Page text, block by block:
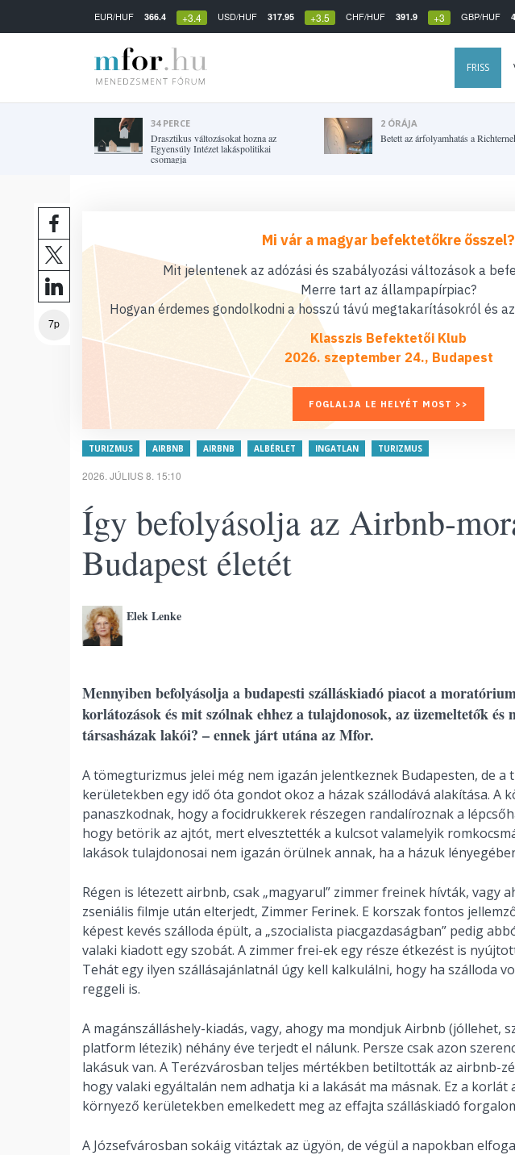
EUR/HUF 366.4 +3.4 USD/HUF 317.95 +3.5 CHF/HUF 391.9 +3 GBP/HUF
FRISS
34 PERCE
Drasztikus változásokat hozna az
Egyensúly Intézet lakáspolitikai
csomagja
2 ÓRÁJA
Betett az árfolyamhatás a
7p
Mi vár a magyar befektetőkre ősszel?
Mit jelentenek az adózási és szabályozási változások a
Merre tart az állampapírpiac?
Hogyan érdemes gondolkodni a hosszú távú megtakarításokról és
Klasszis Befektetői Klub
2026. szeptember 24., Budapest
FOGLALJA LE HELYÉT MOST >>
TURIZMUS AIRBNB AIRBNB ALBÉRLET INGATLAN TURIZMUS
2026. JÚLIUS 8. 15:10
Így befolyásolja az Airbnb-
Budapest életét
Elek Lenke
Mennyiben befolyásolja a budapesti szálláskiadó piacot a
korlátozások és mit szólnak ehhez a tulajdonosok, az üzemeltetők és
társasházak lakói? – ennek járt utána az Mfor.
A tömegturizmus jelei még nem igazán jelentkeznek Budapesten, de
kerületekben egy idő óta gondot okoz a házak szállodává alakítása. A
panaszkodnak, hogy a focidrukkerek részegen randalíroznak a
hogy betörik az ajtót, mert elvesztették a kulcsot valamelyik
lakások tulajdonosai nem igazán örülnek annak, ha a házuk
Régen is létezett airbnb, csak „magyarul” zimmer freinek hívták, vagy
zseniális filmje után elterjedt, Zimmer Ferinek. E korszak fontos
képest kevés szálloda épült, a „szocialista piacgazdaságban” pedig
valaki kiadott egy szobát. A zimmer frei-ek egy része étkezést is
Tehát egy ilyen szállásajánlatnál úgy kell kalkulálni, hogy ha szálloda
reggeli is.
A magánszálláshely-kiadás, vagy, ahogy ma mondjuk Airbnb (jóllehet,
platform létezik) néhány éve terjedt el nálunk. Persze csak azon
lakásuk van. A Terézvárosban teljes mértékben betiltották az airbnb-
hogy valaki egyáltalán nem adhatja ki a lakását ma másnak. Ez a korlát
környező kerületekben emelkedett meg az effajta szálláskiadó
A Józsefvárosban sokáig vitáztak az ügyön, de végül a napokban